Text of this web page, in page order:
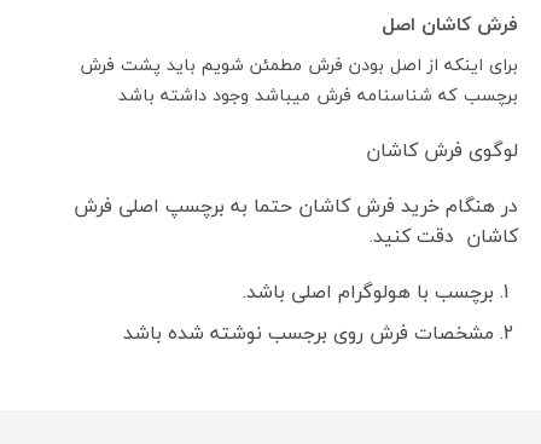
فرش کاشان اصل
برای اینکه از اصل بودن فرش مطمئن شویم باید پشت فرش
برچسب که شناسنامه فرش میباشد وجود داشته باشد
لوگوی فرش کاشان
در هنگام خرید فرش کاشان حتما به برچسپ اصلی فرش
کاشان دقت کنید.
برچسب با هولوگرام اصلی باشد.
مشخصات فرش روی برجسب نوشته شده باشد